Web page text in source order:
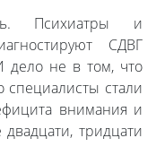
Психиатры и
СДВГ
дело не в том, что
специалисты стали
внимания и
тридцати